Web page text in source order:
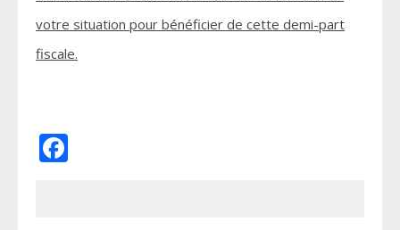
votre situation pour bénéficier de cette demi-part
fiscale.